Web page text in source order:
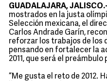
GUADALAJARA, JALISCO.-
mostrados en la justa
Selección mexicana, el
Carlos Andrade Garín,
reforzar los trabajos de los
pensando en fortalecer la
2011, que será el preámbulo
“Me gusta el reto de 2012.